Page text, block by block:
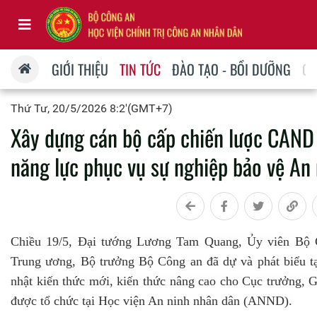
GIỚI THIỆU TIN TỨC ĐÀO TẠO - BỒI DƯỠNG
Thứ Tư, 20/5/2026 8:2'(GMT+7)
Xây dựng cán bộ cấp chiến lược
năng lực phục vụ sự nghiệp bảo vệ
Chiều 19/5, Đại tướng Lương Tam Quang, Ủy viên
Trung ương, Bộ trưởng Bộ Công an đã dự và phát biểu
nhật kiến thức mới, kiến thức nâng cao cho Cục trưởng,
được tổ chức tại Học viện An ninh nhân dân (ANND).